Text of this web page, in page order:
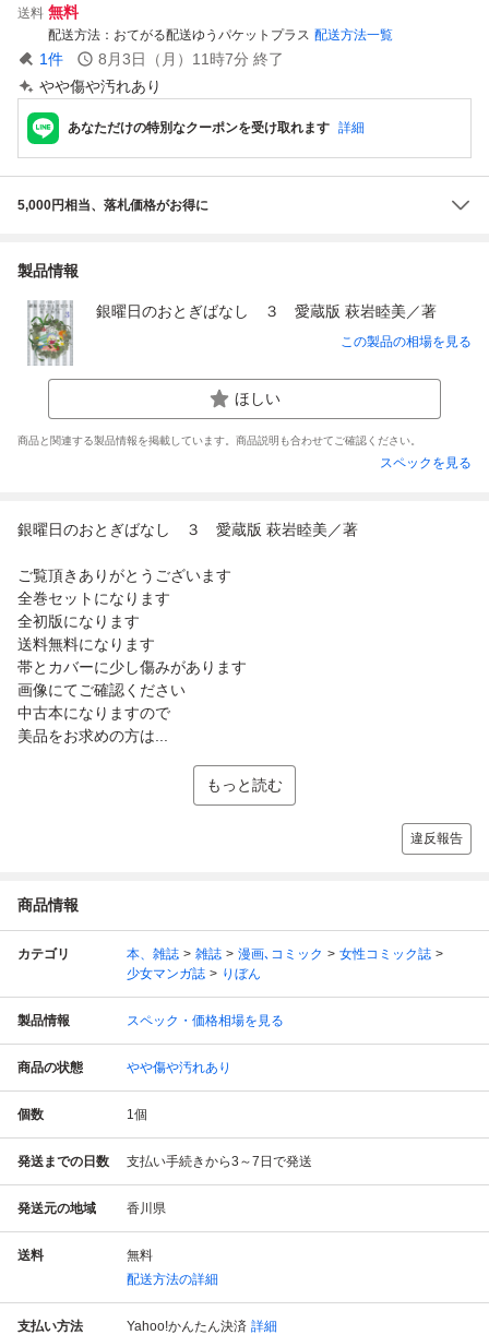
送料 無料
配送方法 おてがる配送ゆうパケットプラス 配送方法一覧
1件 8月3日（月）11時7分 終了
やや傷や汚れあり
あなただけの特別なクーポンを受け取れます 詳細
5,000円相当、落札価格がお得に
製品情報
銀曜日のおとぎばなし ３ 愛蔵版 萩岩睦美／著
この製品の相場を見る
ほしい
商品と関連する製品情報を掲載しています。商品説明も合わせてご確認ください。
スペックを見る
銀曜日のおとぎばなし ３ 愛蔵版 萩岩睦美／著
ご覧頂きありがとうございます
全巻セットになります
全初版になります
送料無料になります
帯とカバーに少し傷みがあります
画像にてご確認ください
中古本になりますので
美品をお求めの方は...
もっと読む
違反報告
商品情報
カテゴリ 本、雑誌 雑誌 漫画､コミック
女性コミック誌
少女マンガ誌
りぼん
製品情報 スペック・価格相場を見る
商品の状態 やや傷や汚れあり
個数 1個
発送までの日数 支払い手続きから3～7日で発送
発送元の地域 香川県
送料
無料
配送方法の詳細
支払い方法 Yahoo!かんたん決済 詳細